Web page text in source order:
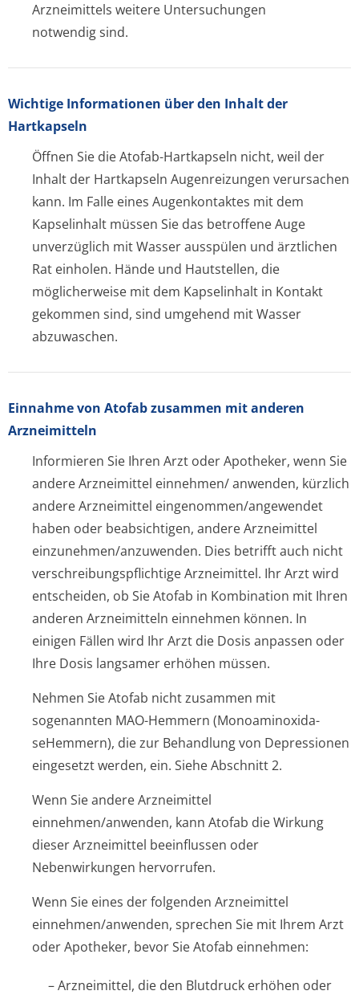
Arzneimittels weitere Untersuchungen
notwendig sind.
Wichtige Informationen über den Inhalt der
Hartkapseln
Öffnen Sie die Atofab-Hartkapseln nicht, weil der
Inhalt der Hartkapseln Augenreizungen verursachen
kann. Im Falle eines Augenkontaktes mit dem
Kapselinhalt müssen Sie das betroffene Auge
unverzüglich mit Wasser ausspülen und ärztlichen
Rat einholen. Hände und Hautstellen, die
möglicherweise mit dem Kapselinhalt in Kontakt
gekommen sind, sind umgehend mit Wasser
abzuwaschen.
Einnahme von Atofab zusammen mit anderen
Arzneimitteln
Informieren Sie Ihren Arzt oder Apotheker, wenn Sie
andere Arzneimittel einnehmen/ anwenden, kürzlich
andere Arzneimittel eingenommen/an­gewendet
haben oder beabsichtigen, andere Arzneimittel
einzunehmen/an­zuwenden. Dies betrifft auch nicht
verschreibungspflichti­ge Arzneimittel. Ihr Arzt wird
entscheiden, ob Sie Atofab in Kombination mit Ihren
anderen Arzneimitteln einnehmen können. In
einigen Fällen wird Ihr Arzt die Dosis anpassen oder
Ihre Dosis langsamer erhöhen müssen.
Nehmen Sie Atofab nicht zusammen mit
sogenannten MAO-Hemmern (Monoaminoxida­
seHemmern), die zur Behandlung von Depressionen
eingesetzt werden, ein. Siehe Abschnitt 2.
Wenn Sie andere Arzneimittel
einnehmen/anwenden, kann Atofab die Wirkung
dieser Arzneimittel beeinflussen oder
Nebenwirkungen hervorrufen.
Wenn Sie eines der folgenden Arzneimittel
einnehmen/anwenden, sprechen Sie mit Ihrem Arzt
oder Apotheker, bevor Sie Atofab einnehmen:
– Arzneimittel, die den Blutdruck erhöhen oder